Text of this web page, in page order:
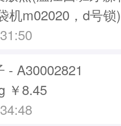
机m02020，d号锁)
- A30002821
￥8.45